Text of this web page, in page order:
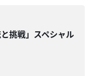
挑戦」スペシャル